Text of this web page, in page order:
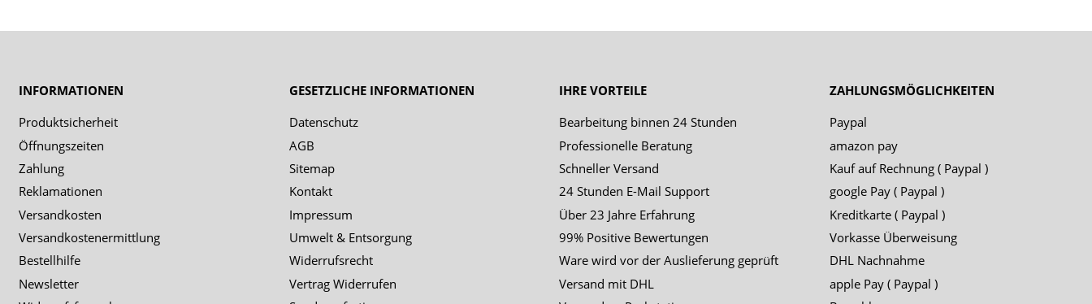
INFORMATIONEN
Produktsicherheit
Öffnungszeiten
Zahlung
Reklamationen
Versandkosten
Versandkostenermittlung
Bestellhilfe
Newsletter
GESETZLICHE INFORMATIONEN
Datenschutz
AGB
Sitemap
Kontakt
Impressum
Umwelt & Entsorgung
Widerrufsrecht
Vertrag Widerrufen
IHRE VORTEILE
Bearbeitung binnen 24 Stunden
Professionelle Beratung
Schneller Versand
24 Stunden E-Mail Support
Über 23 Jahre Erfahrung
99% Positive Bewertungen
Ware wird vor der Auslieferung geprüft
Versand mit DHL
ZAHLUNGSMÖGLICHKEITEN
Paypal
amazon pay
Kauf auf Rechnung ( Paypal )
google Pay ( Paypal )
Kreditkarte ( Paypal )
Vorkasse Überweisung
DHL Nachnahme
apple Pay ( Paypal )